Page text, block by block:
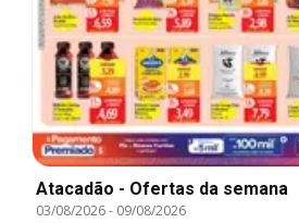
Atacadão - Ofertas da semana
03/08/2026- 09/08/2026